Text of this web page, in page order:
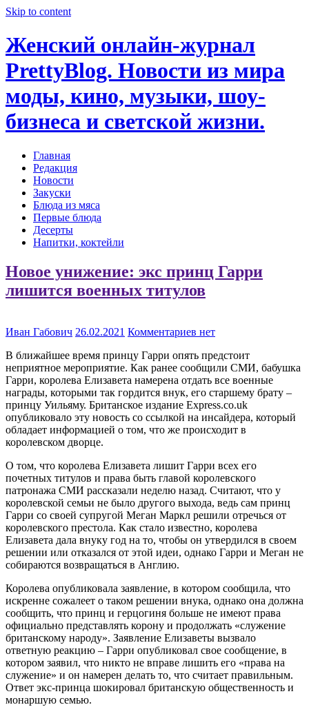
Skip to content
Женский онлайн-журнал
PrettyBlog. Новости из мира
моды, кино, музыки, шоу-
бизнеса и светской жизни.
Главная
Редакция
Новости
Закуски
Блюда из мяса
Первые блюда
Десерты
Напитки, коктейли
Новое унижение: экс принц Гарри
лишится военных титулов
Иван Габович 26.02.2021 Комментариев нет
В ближайшее время принцу Гарри опять предстоит
неприятное мероприятие. Как ранее сообщили СМИ, бабушка
Гарри, королева Елизавета намерена отдать все военные
награды, которыми так гордится внук, его старшему брату –
принцу Уильяму. Британское издание Express.co.uk
опубликовало эту новость со ссылкой на инсайдера, который
обладает информацией о том, что же происходит в
королевском дворце.
О том, что королева Елизавета лишит Гарри всех его
почетных титулов и права быть главой королевского
патронажа СМИ рассказали неделю назад. Считают, что у
королевской семьи не было другого выхода, ведь сам принц
Гарри со своей супругой Меган Маркл решили отречься от
королевского престола. Как стало известно, королева
Елизавета дала внуку год на то, чтобы он утвердился в своем
решении или отказался от этой идеи, однако Гарри и Меган не
собираются возвращаться в Англию.
Королева опубликовала заявление, в котором сообщила, что
искренне сожалеет о таком решении внука, однако она должна
сообщить, что принц и герцогиня больше не имеют права
официально представлять корону и продолжать «служение
британскому народу». Заявление Елизаветы вызвало
ответную реакцию – Гарри опубликовал свое сообщение, в
котором заявил, что никто не вправе лишить его «права на
служение» и он намерен делать то, что считает правильным.
Ответ экс-принца шокировал британскую общественность и
монаршую семью.